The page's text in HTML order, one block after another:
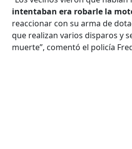
intentaban era robarle la
reaccionar con su arma de
que realizan varios disparos y
muerte”, comentó el policía